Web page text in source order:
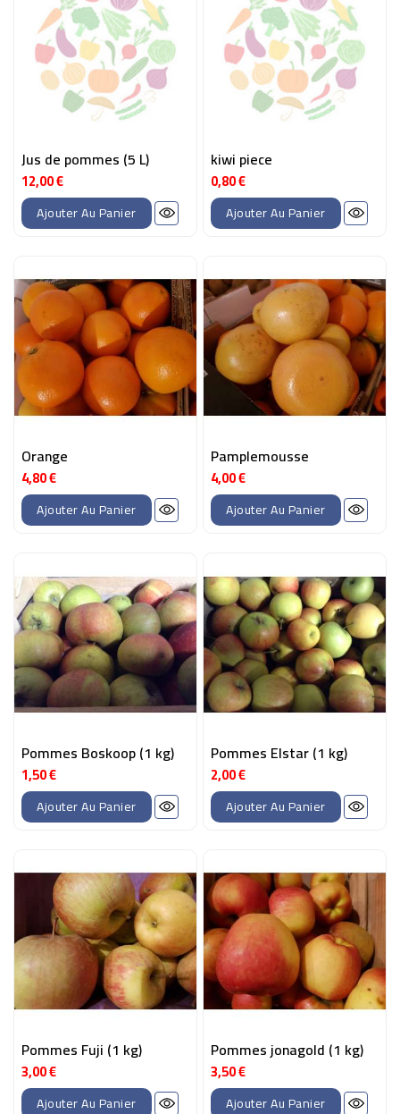
Jus de pommes (5 L)
12,00 €Prix
Ajouter Au Panier
kiwi piece
0,80 €Prix
Ajouter Au Panier
Orange
4,80 €Prix
Ajouter Au Panier
Pamplemousse
4,00 €Prix
Ajouter Au Panier
Pommes Boskoop (1 kg)
1,50 €Prix
Ajouter Au Panier
Pommes Elstar (1 kg)
2,00 €Prix
Ajouter Au Panier
Pommes Fuji (1 kg)
3,00 €Prix
Ajouter Au Panier
Pommes jonagold (1 kg)
3,50 €Prix
Ajouter Au Panier